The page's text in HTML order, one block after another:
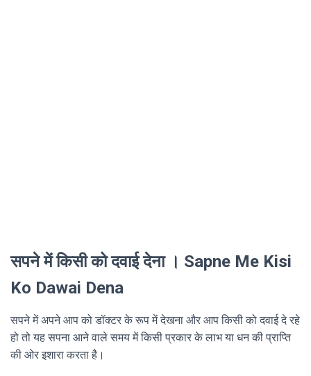
सपने में किसी को दवाई देना । Sapne Me Kisi
Ko Dawai Dena
सपने में अपने आप को डॉक्टर के रूप में देखना और आप किसी को दवाई दे रहे
हो तो यह सपना आने वाले समय में किसी प्रकार के लाभ या धन की प्राप्ति
की ओर इशारा करता है।